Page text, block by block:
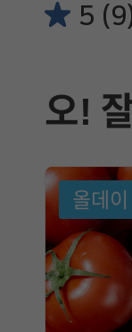
5
오!
올데